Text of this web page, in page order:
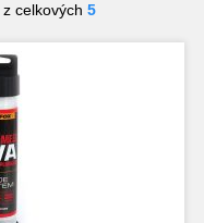
z celkových 5